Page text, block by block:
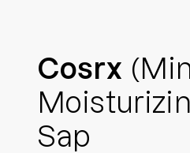
Conoce tu
Crea tu
Cosrx
Sap